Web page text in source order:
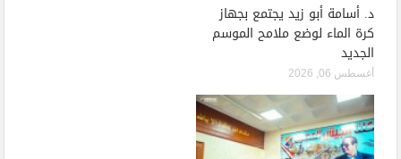
د. أسامة أبو زيد يجتمع بجهاز
كرة الماء لوضع ملامح الموسم
الجديد
أغسطس 06, 2026